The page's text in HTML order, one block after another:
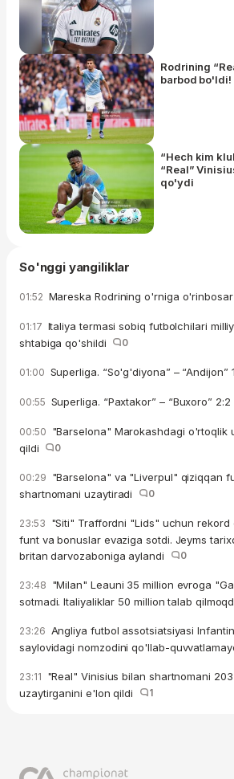
Rodrining
barbod bo'ldi!
“Hech kim
“Real”
qo'ydi
So'nggi yangiliklar
01:52 Mareska Rodrining o'rniga
01:17 Italiya termasi sobiq futbolchilari
shtabiga qo'shildi
0
01:00 Superliga. “So'g'diyona” – “Andijon”
00:55 Superliga. “Paxtakor” – “Buxoro” 2:2
00:50 "Barselona" Marokashdagi o'rtoqlik
qildi
0
00:29 "Barselona" va "Liverpul" qiziqqan
shartnomani uzaytiradi
0
23:53 "Siti" Traffordni "Lids" uchun rekord
funt va bonuslar evaziga sotdi. Jeyms
britan darvozaboniga aylandi
0
23:48 "Milan" Leauni 35 million evroga
sotmadi. Italiyaliklar 50 million talab
23:26 Angliya futbol assotsiatsiyasi
saylovidagi nomzodini qo'llab-
23:11 "Real" Vinisius bilan shartnomani
uzaytirganini e'lon qildi
1